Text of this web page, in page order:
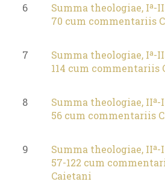
6
Summa theologiae, Iª-
70 cum commentariis
7
Summa theologiae, Iª-
114 cum commentariis
8
Summa theologiae, IIª-
56 cum commentariis
9
Summa theologiae, IIª-
57-122 cum
Caietani